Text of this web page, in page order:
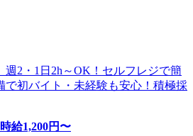
週2・1日2h～OK！セルフレジで簡
初バイト・未経験も安心！積極採
時給1,200円〜